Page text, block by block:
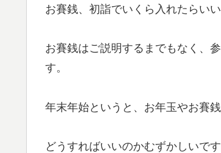
お賽銭、初詣でいくら入れたらいい
お賽銭はご説明するまでもなく、
す。
年末年始というと、お年玉やお賽
どうすればいいのかむずかしいで